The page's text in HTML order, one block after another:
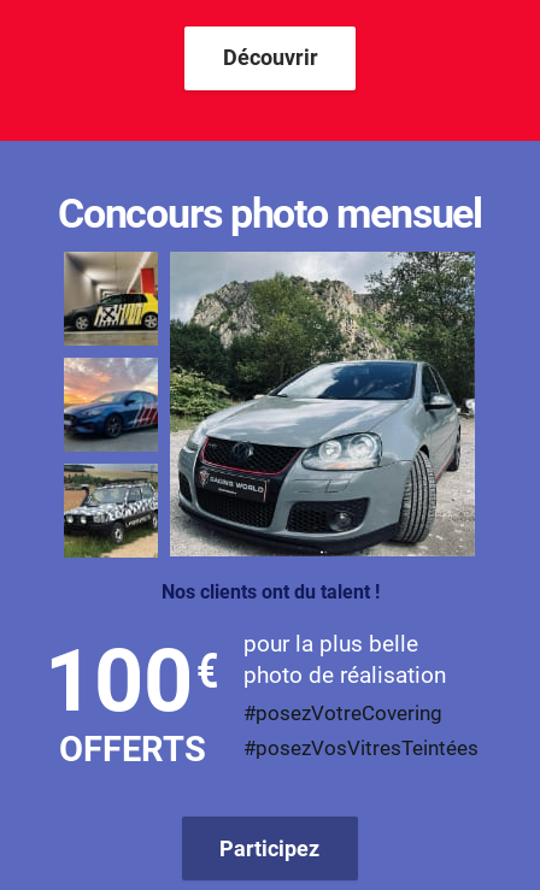
Découvrir
Concours photo mensuel
Nos clients ont du talent !
100€
OFFERTS
pour la plus belle
photo de réalisation
#posezVotreCovering
#posezVosVitresTeintées
Participez